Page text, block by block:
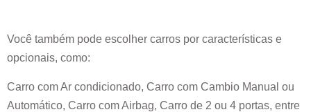
Você também pode escolher carros por características e
opcionais, como:
Carro com Ar condicionado, Carro com Cambio Manual ou
Automático, Carro com Airbag, Carro de 2 ou 4 portas, entre